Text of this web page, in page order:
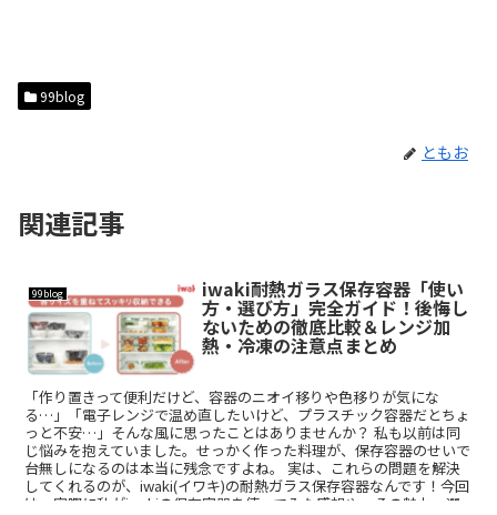
99blog
ともお
関連記事
99blog iwaki耐熱ガラス保存容器「使い
方・選び方」完全ガイド！後悔し
ないための徹底比較＆レンジ加
熱・冷凍の注意点まとめ
「作り置きって便利だけど、容器のニオイ移りや色移りが気にな
る…」「電子レンジで温め直したいけど、プラスチック容器だとちょ
っと不安…」そんな風に思ったことはありませんか？ 私も以前は同
じ悩みを抱えていました。せっかく作った料理が、保存容器のせいで
台無しになるのは本当に残念ですよね。 実は、これらの問題を解決
してくれるのが、iwaki(イワキ)の耐熱ガラス保存容器なんです！今回
は、実際に私がiwakiの保存容器を使ってみた感想や、その魅力、選